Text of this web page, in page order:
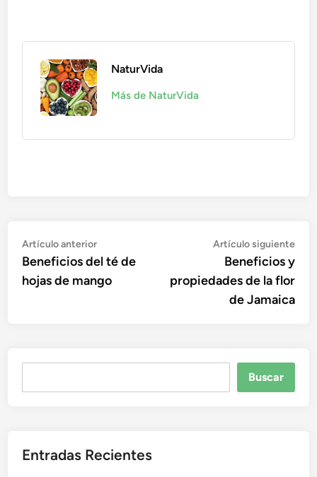
NaturVida
Más de NaturVida
Navegación
de
entradas
Artículo anteriorArtículo
anterior:
Beneficios del té de
hojas de mango
Artículo siguiente
Beneficios y
propiedades de la flor
de Jamaica
Buscar
Entradas Recientes